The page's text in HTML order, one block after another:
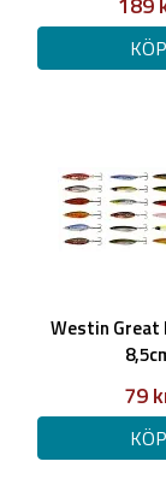
KÖP
Westin Great
79
KÖP